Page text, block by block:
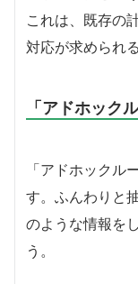
これは、既存の
対応が求められ
「アドホック
「アドホックル
す。ふんわりと
のような情報を
う。